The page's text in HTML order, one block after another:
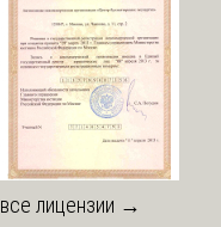
все лицензии →